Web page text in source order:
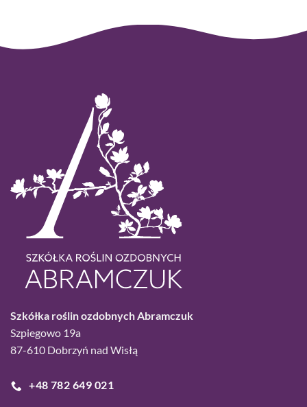
Szkółka roślin ozdobnych Abramczuk
Szpiegowo 19a
87-610 Dobrzyń nad Wisłą
+48 782 649 021